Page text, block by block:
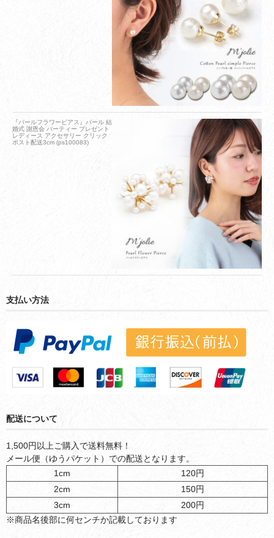
『パールフラワーピアス』パール 結
婚式 謝恩会 パーティー プレゼント
レディース アクセサリー クリック
ポスト配送3cm (ps100083)
支払い方法
配送について
1,500円以上ご購入で送料無料！
メール便（ゆうパケット）での配送となります。
1cm
120円
2cm
150円
3cm
200円
※商品名後部に何センチか記載しております